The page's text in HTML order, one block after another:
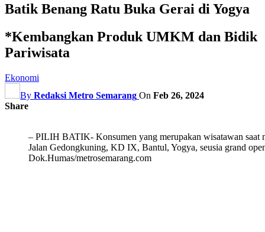
Batik Benang Ratu Buka Gerai di Yogya
*Kembangkan Produk UMKM dan Bidik
Pariwisata
Ekonomi
By Redaksi Metro Semarang On Feb 26, 2024
Share
– PILIH BATIK- Konsumen yang merupakan wisatawan saat
Jalan Gedongkuning, KD IX, Bantul, Yogya, seusia grand
Dok.Humas/metrosemarang.com